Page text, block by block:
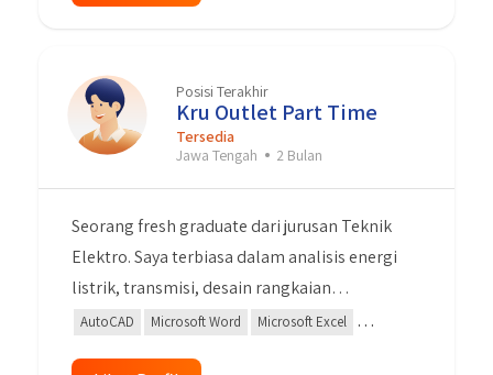
contributions to advancing the HR team and
Posisi Terakhir
Kru Outlet Part Time
Tersedia
Jawa Tengah
2 Bulan
Seorang fresh graduate dari jurusan Teknik
Elektro. Saya terbiasa dalam analisis energi
listrik, transmisi, desain rangkaian
elektronika, wiring, dan single line diagram.
AutoCAD Microsoft Word
Microsoft Excel
Microsoft Power Point